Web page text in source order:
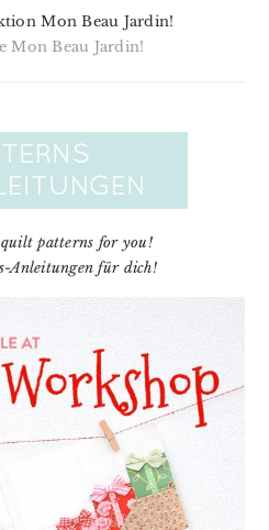
Mon Beau Jardin!
Mon Beau Jardin!
patterns for you!
Anleitungen für dich!